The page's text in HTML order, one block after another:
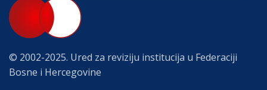
© 2002-2025. Ured za reviziju institucija u Federaciji
Bosne i Hercegovine